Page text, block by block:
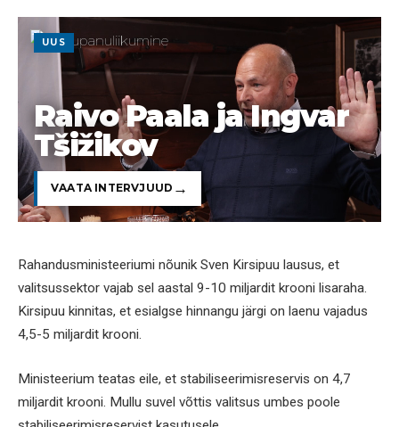
UUS
Raivo Paala ja Ingvar
Tšižikov
VAATA INTERVJUUD
Rahandusministeeriumi nõunik Sven Kirsipuu lausus, et
valitsussektor vajab sel aastal 9-10 miljardit krooni lisaraha.
Kirsipuu kinnitas, et esialgse hinnangu järgi on laenu vajadus
4,5-5 miljardit krooni.
Ministeerium teatas eile, et stabiliseerimisreservis on 4,7
miljardit krooni. Mullu suvel võttis valitsus umbes poole